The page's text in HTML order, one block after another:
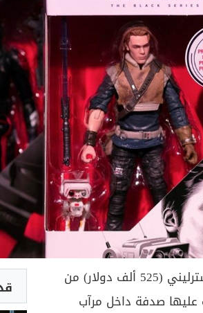
حققت عائلة بريطانية محظوظة مبلغ 400 ألف جنيه إسترليني (525 ألف دولار) من
صدفة داخل مرآب